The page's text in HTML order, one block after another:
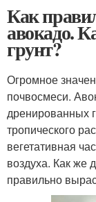
Как
авокадо.
грунт?
Огромное
почвосмеси.
дренированных
тропического
вегетативная
воздуха. Как же
правильно